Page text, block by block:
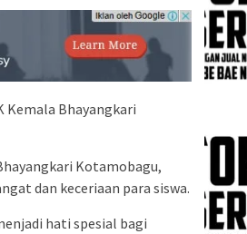
Kemala Bhayangkari
Kotamobagu,
dan keceriaan para siswa.
hati spesial bagi